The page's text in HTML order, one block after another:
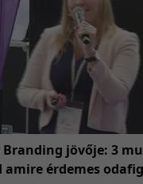
Branding jövője: 3
érdemes